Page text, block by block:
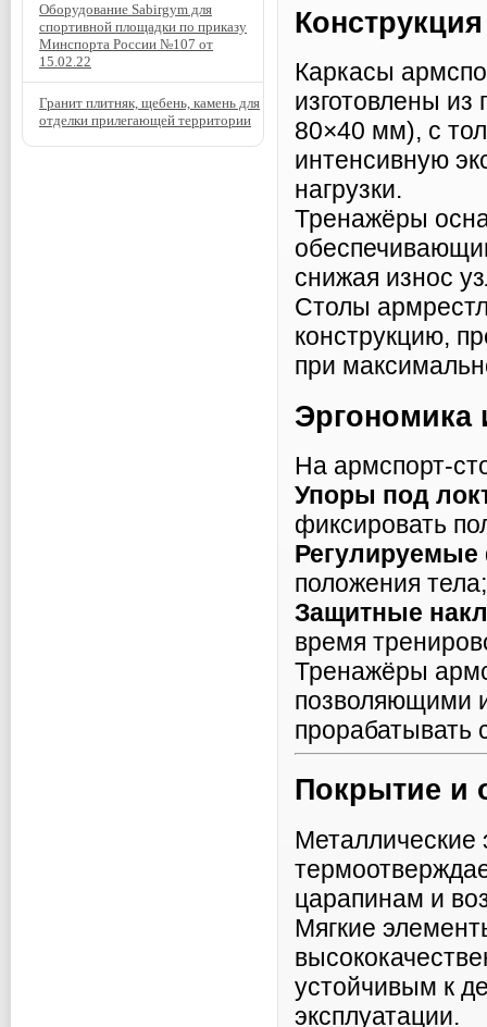
Каркасы
изготовлены
80×40 мм), с
интенсивную
нагрузки.
Тренажёры
снижая износ
Столы
конструкцию,
при
Эргономика
На армспорт-
Упоры под
фиксировать
Регулируемые
положения тела;
Защитные
время
Тренажёры
позволяющими
прорабатывать
Покрытие и
царапинам и
Мягкие
устойчивым к
эксплуатации.
Оборудование Sabirgym для
спортивной площадки по приказу
Минспорта России №107 от
15.02.22
Гранит плитняк, щебень, камень для
отделки прилегающей территории